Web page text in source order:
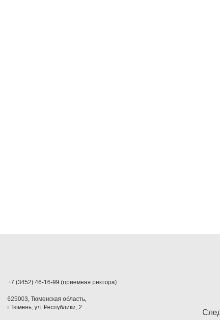
+7 (3452) 46-16-99 (приемная ректора)
625003, Тюменская область,
г.Тюмень, ул. Республики, 2.